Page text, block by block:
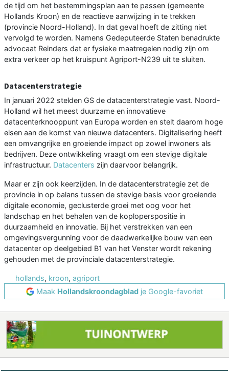
de tijd om het bestemmingsplan aan te passen (gemeente
Hollands Kroon) en de reactieve aanwijzing in te trekken
(provincie Noord-Holland). In dat geval hoeft de zitting niet
vervolgd te worden. Namens Gedeputeerde Staten benadrukte
advocaat Reinders dat er fysieke maatregelen nodig zijn om
extra verkeer op het kruispunt Agriport-N239 uit te sluiten.
Datacenterstrategie
In januari 2022 stelden GS de datacenterstrategie vast. Noord-
Holland wil het meest duurzame en innovatieve
datacenterknooppunt van Europa worden en stelt daarom hoge
eisen aan de komst van nieuwe datacenters. Digitalisering heeft
een omvangrijke en groeiende impact op zowel inwoners als
bedrijven. Deze ontwikkeling vraagt om een stevige digitale
infrastructuur. Datacenters zijn daarvoor belangrijk.
Maar er zijn ook keerzijden. In de datacenterstrategie zet de
provincie in op balans tussen de stevige basis voor groeiende
digitale economie, geclusterde groei met oog voor het
landschap en het behalen van de koploperspositie in
duurzaamheid en innovatie. Bij het verstrekken van een
omgevingsvergunning voor de daadwerkelijke bouw van een
datacenter op deelgebied B1 van het Venster wordt rekening
gehouden met de provinciale datacenterstrategie.
hollands, kroon, agriport
Maak Hollandskroondagblad je Google-favoriet